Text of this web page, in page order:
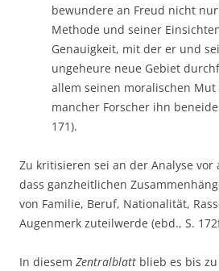
bewundere an Freud nicht
Methode und seiner
Genauigkeit, mit der er und
ungeheure neue Gebiet
allem seinen moralischen
mancher Forscher ihn
171).
Zu kritisieren sei an der Analyse vor
dass ganzheitlichen
von Familie, Beruf, Nationalität,
Augenmerk zuteilwerde (ebd., S.
In diesem Zentralblatt blieb es bis